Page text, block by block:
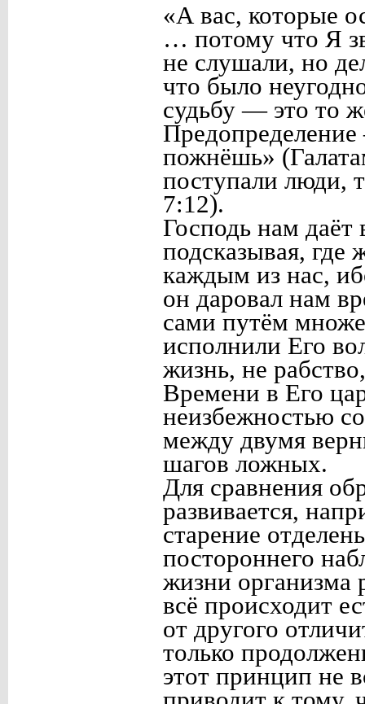
«А вас, которые
… потому что Я
не слушали, но
что было
судьбу — это то
пожнёшь»
поступали люди,
7:12).
Господь нам
подсказывая, где
каждым из нас,
он даровал нам
сами путём
исполнили Его
жизнь, не
Времени в Его
неизбежностью
между двумя
шагов ложных.
Для сравнения
развивается,
старение
постороннего
жизни организма
всё происходит
от другого
только
этот принцип не